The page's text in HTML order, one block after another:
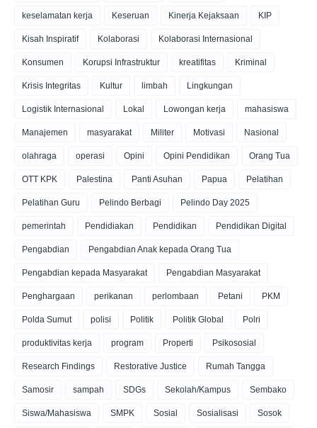
keselamatan kerja Keseruan Kinerja Kejaksaan KIP
Kisah Inspiratif Kolaborasi Kolaborasi Internasional
Konsumen Korupsi Infrastruktur kreatifitas Kriminal
Krisis Integritas Kultur limbah Lingkungan
Logistik Internasional Lokal Lowongan kerja mahasiswa
Manajemen masyarakat Militer Motivasi Nasional
olahraga operasi Opini Opini Pendidikan Orang Tua
OTT KPK Palestina Panti Asuhan Papua Pelatihan
Pelatihan Guru Pelindo Berbagi Pelindo Day 2025
pemerintah Pendidiakan Pendidikan Pendidikan Digital
Pengabdian Pengabdian Anak kepada Orang Tua
Pengabdian kepada Masyarakat Pengabdian Masyarakat
Penghargaan perikanan perlombaan Petani PKM
Polda Sumut polisi Politik Politik Global Polri
produktivitas kerja program Properti Psikososial
Research Findings Restorative Justice Rumah Tangga
Samosir sampah SDGs Sekolah/Kampus Sembako
Siswa/Mahasiswa SMPK Sosial Sosialisasi Sosok